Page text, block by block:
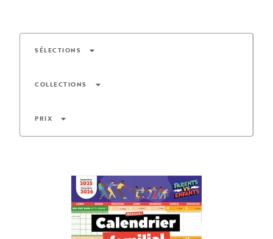
SÉLECTIONS arrow_drop_down
COLLECTIONS arrow_drop_down
PRIX arrow_drop_down